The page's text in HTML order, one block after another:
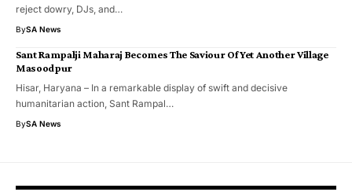
reject dowry, DJs, and…
BySA News
Sant Rampalji Maharaj Becomes The Saviour Of Yet Another Village
Masoodpur
Hisar, Haryana – In a remarkable display of swift and decisive
humanitarian action, Sant Rampal…
BySA News